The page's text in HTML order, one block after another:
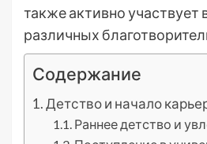
также активно участвует
различных
Содержание
Детство и начало
Раннее детство и